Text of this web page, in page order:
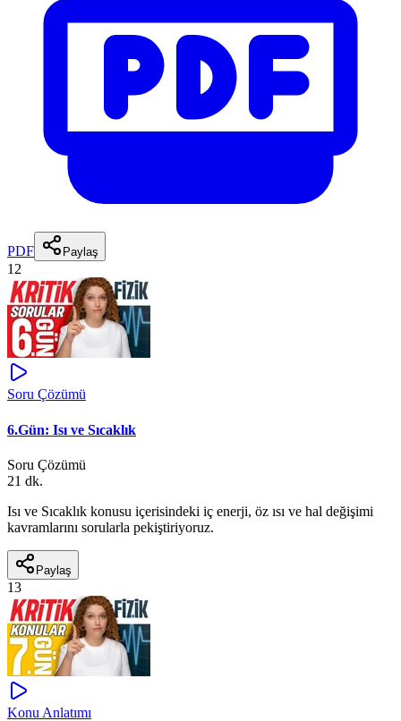
PDF Paylaş
12
Soru Çözümü
6.Gün: Isı ve Sıcaklık
Soru Çözümü
21 dk.
Isı ve Sıcaklık konusu içerisindeki iç enerji, öz ısı ve hal değişimi
kavramlarını sorularla pekiştiriyoruz.
Paylaş
13
Konu Anlatımı